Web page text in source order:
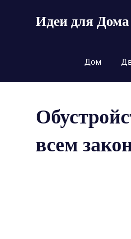
Идеи для Дома
Дом
всем